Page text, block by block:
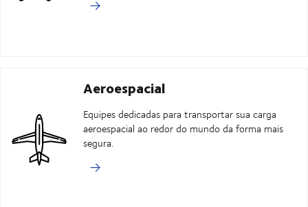
Aeroespacial
Equipes dedicadas para transportar sua carga
aeroespacial ao redor do mundo da forma mais
segura.